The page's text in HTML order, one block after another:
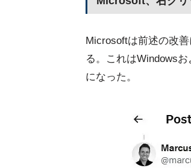
Microsoftは前述の改
る。これはWindows
になった。